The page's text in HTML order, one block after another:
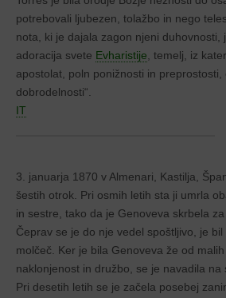
potrebovali ljubezen, tolažbo in nego
nota, ki je dajala zagon njeni duhovnosti,
adoracija svete Evharistije , temelj, iz
apostolat, poln ponižnosti in preprostosti,
dobrodelnosti“.
IT
3. januarja 1870 v Almenari, Kastilja,
šestih otrok. Pri osmih letih sta ji umrla
in sestre, tako da je Genoveva skrbela
Čeprav se je do nje vedel spoštljivo, je
molčeč. Ker je bila Genoveva že od
naklonjenost in družbo, se je navadila na
Pri desetih letih se je začela posebej